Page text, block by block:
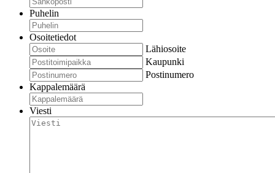
Puhelin
Osoitetiedot
Lähiosoite
Kaupunki
Postinumero
Kappalemäärä
Viesti